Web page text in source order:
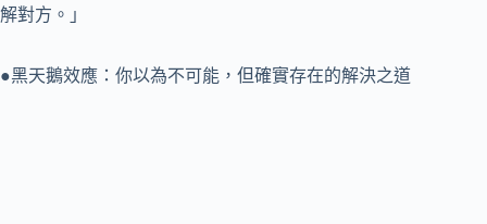
解對方。」
●黑天鵝效應：你以為不可能，但確實存在的解決之道